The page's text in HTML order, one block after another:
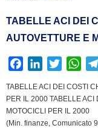
TABELLE ACI DEI
AUTOVETTURE E
c
e
b
n
k
e
i
t
t
W
a
t
s
TABELLE ACI DEI COSTI
PER IL 2000 TABELLE ACI
MOTOCICLI PER IL 2000
(Min. finanze, Comunicato